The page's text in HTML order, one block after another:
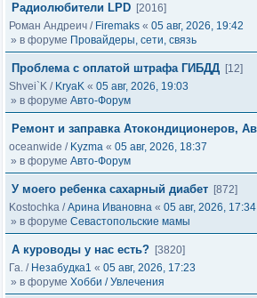
Радиолюбители LPD [2016]
Роман Андреич / Firemaks « 05 авг, 2026, 19:42
» в форуме Провайдеры, сети, связь
Проблема с оплатой штрафа ГИБДД [12]
Shvei`K / KryaK « 05 авг, 2026, 19:03
» в форуме Авто-Форум
Ремонт и заправка Атокондиционеров,
oceanwide / Kyzma « 05 авг, 2026, 18:37
» в форуме Авто-Форум
У моего ребенка сахарный диабет [872]
Kostochka /Арина Ивановна « 05 авг, 2026, 17:34
» в форуме Севастопольские мамы
А куроводы у нас есть? [3820]
Га. / Незабудка1 « 05 авг, 2026, 17:23
» в форуме Хобби / Увлечения